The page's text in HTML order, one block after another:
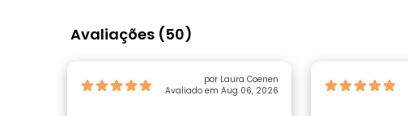
Avaliações (50)
por Laura Coenen
Avaliado em Aug 06, 2026